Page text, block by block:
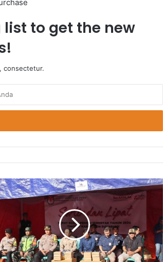
to get the new
consectetur.